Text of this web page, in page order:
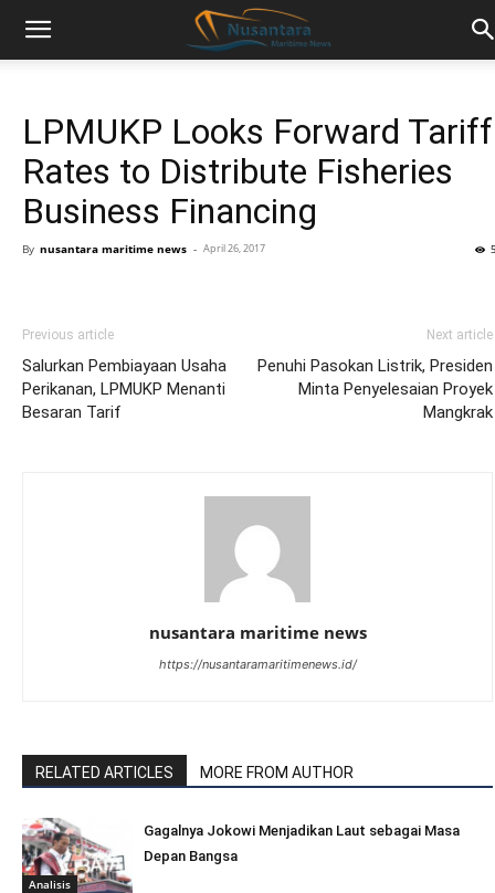
LPMUKP Looks Forward Tariff
Rates to Distribute Fisheries
Business Financing
By nusantara maritime news - April 26, 2017
Previous article
Salurkan Pembiayaan Usaha
Perikanan, LPMUKP Menanti
Besaran Tarif
Next article
Penuhi Pasokan Listrik, Presiden
Minta Penyelesaian Proyek
Mangkrak
nusantara maritime news
https://nusantaramaritimenews.id/
RELATED ARTICLES MORE FROM AUTHOR
Analisis
Gagalnya Jokowi Menjadikan Laut sebagai Masa
Depan Bangsa